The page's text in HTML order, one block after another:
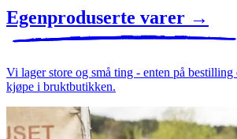
Egenproduserte varer →
Vi lager store og små ting - enten på bestilling
kjøpe i bruktbutikken.